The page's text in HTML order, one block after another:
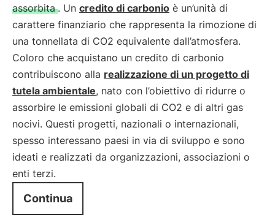
assorbita . Un credito di carbonio è un’unità di
carattere finanziario che rappresenta la rimozione di
una tonnellata di CO2 equivalente dall’atmosfera.
Coloro che acquistano un credito di carbonio
contribuiscono alla realizzazione di un progetto di
tutela ambientale, nato con l’obiettivo di ridurre o
assorbire le emissioni globali di CO2 e di altri gas
nocivi. Questi progetti, nazionali o internazionali,
spesso interessano paesi in via di sviluppo e sono
ideati e realizzati da organizzazioni, associazioni o
enti terzi.
Continua